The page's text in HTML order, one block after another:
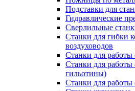
Подставки для
Гидравлические
Сверлильные
Станки для гибки
воздуховодов
Станки для работы
Станки для
гильотины)
Станки для работы